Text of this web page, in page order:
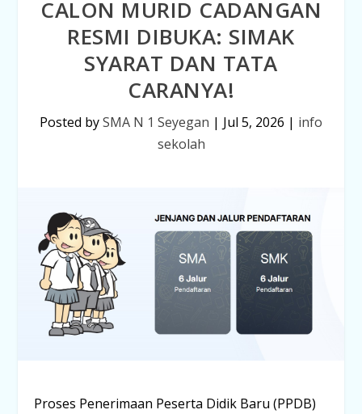
CALON MURID CADANGAN
RESMI DIBUKA: SIMAK
SYARAT DAN TATA
CARANYA!
Posted bySMA N 1 Seyegan | Jul 5, 2026 | info
sekolah
Proses Penerimaan Peserta Didik Baru (PPDB)